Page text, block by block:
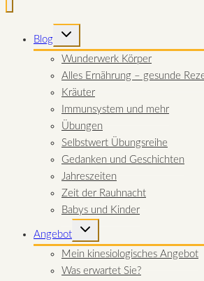
Blog
UNTERMENÜ
Wunderwerk Körper
Alles Ernährung – gesunde
Kräuter
Immunsystem und mehr
Übungen
Selbstwert Übungsreihe
Gedanken und Geschichten
Jahreszeiten
Zeit der Rauhnacht
Babys und Kinder
Angebot
UNTERMENÜ
Mein kinesiologisches Angebot
Was erwartet Sie?